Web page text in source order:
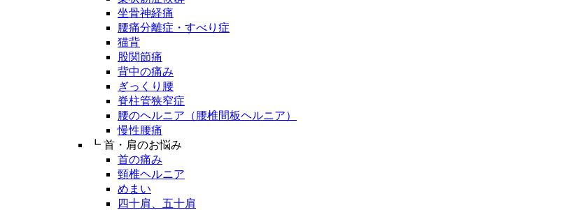
坐骨神経痛
腰痛分離症・すべり症
猫背
股関節痛
背中の痛み
ぎっくり腰
脊柱管狭窄症
腰のヘルニア（腰椎間板ヘルニア）
慢性腰痛
┗ 首・肩のお悩み
首の痛み
頸椎ヘルニア
めまい
四十肩、五十肩